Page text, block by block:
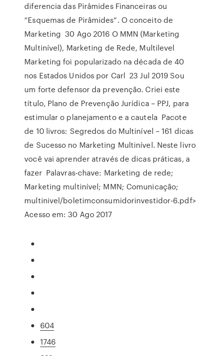
diferencia das Pirâmides Financeiras ou
“Esquemas de Pirâmides”. O conceito de
Marketing 30 Ago 2016 O MMN (Marketing
Multinível), Marketing de Rede, Multilevel
Marketing foi popularizado na década de 40
nos Estados Unidos por Carl 23 Jul 2019 Sou
um forte defensor da prevenção. Criei este
título, Plano de Prevenção Jurídica – PPJ, para
estimular o planejamento e a cautela Pacote
de 10 livros: Segredos do Multinível – 161 dicas
de Sucesso no Marketing Multinível. Neste livro
você vai aprender através de dicas práticas, a
fazer Palavras-chave: Marketing de rede;
Marketing multinível; MMN; Comunicação;
multinivel/boletimconsumidorinvestidor-6.pdf>
Acesso em: 30 Ago 2017
604
1746